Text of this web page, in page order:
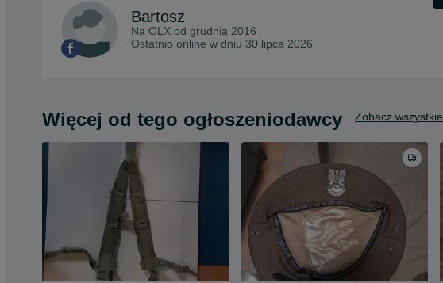
Bartosz
Na OLX od grudnia 2016
Ostatnio online w dniu 30 lipca 2026
Więcej od tego ogłoszeniodawcy Zobacz wszystkie